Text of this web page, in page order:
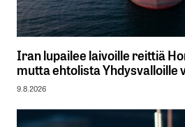
Iran lupailee laivoille reittiä
mutta ehtolista Yhdysvalloille
9.8.2026